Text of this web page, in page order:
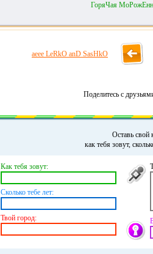
ГоряЧая
aeee LeRkO anD SasHkO
Поделитесь с
Оставь свой
как тебя зовут,
Как тебя зовут:
Сколько тебе лет:
Твой город: